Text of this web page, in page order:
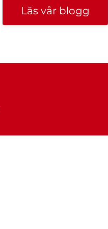
Läs vår blogg